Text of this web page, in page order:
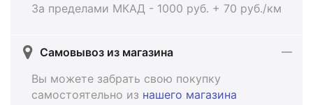
За пределами МКАД - 1000 руб. + 70 руб./км
Самовывоз из магазина
Вы можете забрать свою покупку
самостоятельно из нашего магазина